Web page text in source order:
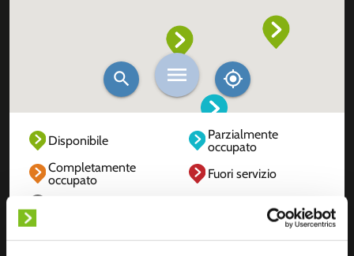
Disponibile
Parzialmente
occupato
Completamente
occupato
Fuori servizio